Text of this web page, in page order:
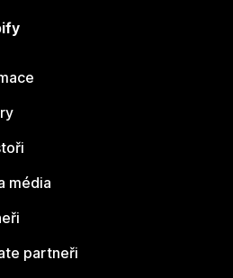
média
partneři